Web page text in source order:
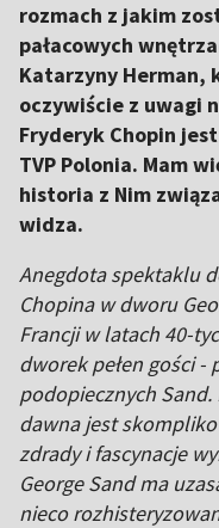
rozmach z jakim
pałacowych
Katarzyny Herman,
oczywiście z uwagi
Fryderyk Chopin
TVP Polonia. Mam
historia z Nim
widza.
Anegdota spektaklu
Chopina w dworu
Francji w latach 40-
dworek pełen gości -
podopiecznych
dawna jest
zdrady i fascynacje
George Sand ma
nieco